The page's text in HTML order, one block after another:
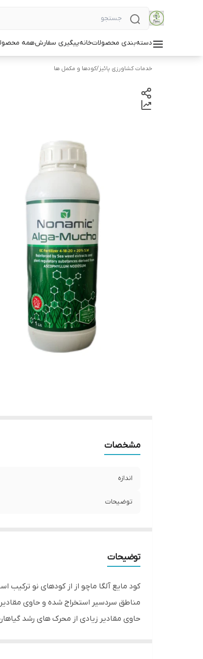
دسته‌بندی محصولاتخانهپیگیری سفارشهمه
خدمات کشاورزی پائیز/کودها و مکمل ها
مشخصات
اندازه
توضیحات
توضیحات
کود مایع آلگا ماچو از از کودهای نو
مناطق سردسیر استخراج شده و حاوی
حاوی مقادیر زیادی از محرک های رشد